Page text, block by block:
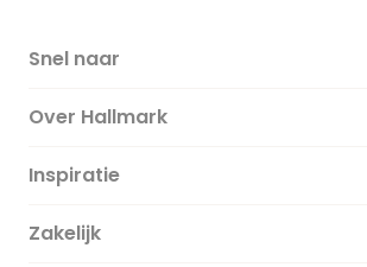
Snel naar
Over Hallmark
Over ons
Duurzaamheid
Inspiratie
Magazine
Zakelijk